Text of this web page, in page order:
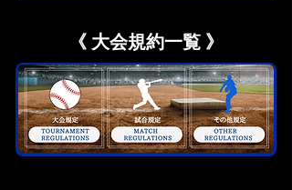
《 大会規約一覧 》